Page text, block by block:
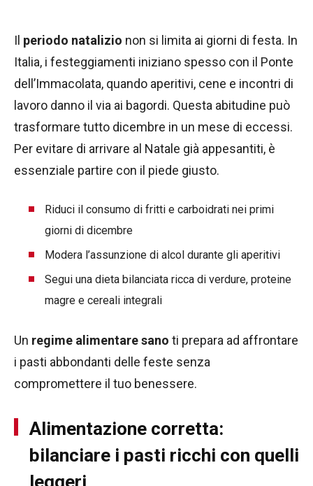
Il periodo natalizio non si limita ai giorni di festa. In
Italia, i festeggiamenti iniziano spesso con il Ponte
dell’Immacolata, quando aperitivi, cene e incontri di
lavoro danno il via ai bagordi. Questa abitudine può
trasformare tutto dicembre in un mese di eccessi.
Per evitare di arrivare al Natale già appesantiti, è
essenziale partire con il piede giusto.
Riduci il consumo di fritti e carboidrati nei primi
giorni di dicembre
Modera l’assunzione di alcol durante gli aperitivi
Segui una dieta bilanciata ricca di verdure, proteine
magre e cereali integrali
Un regime alimentare sano ti prepara ad affrontare
i pasti abbondanti delle feste senza
compromettere il tuo benessere.
Alimentazione corretta:
bilanciare i pasti ricchi con quelli